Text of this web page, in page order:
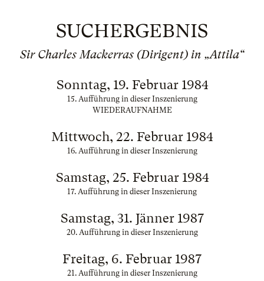
SUCHERGEBNIS
Sir Charles Mackerras (Dirigent) in „Attila“
Sonntag, 19. Februar 1984
15. Aufführung in dieser Inszenierung
WIEDERAUFNAHME
Mittwoch, 22. Februar 1984
16. Aufführung in dieser Inszenierung
Samstag, 25. Februar 1984
17. Aufführung in dieser Inszenierung
Samstag, 31. Jänner 1987
20. Aufführung in dieser Inszenierung
Freitag, 6. Februar 1987
21. Aufführung in dieser Inszenierung